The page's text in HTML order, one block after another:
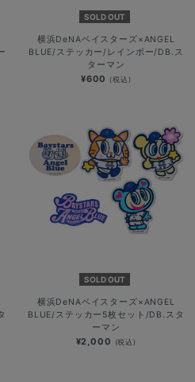
SOLD OUT
横浜DeNAベイスターズ×ANGEL
BLUE/ステッカー/レインボー/DB.ス
ターマン
¥600 (税込)
SOLD OUT
横浜DeNAベイスターズ×ANGEL
BLUE/ステッカー5枚セット/DB.スタ
ーマン
¥2,000 (税込)